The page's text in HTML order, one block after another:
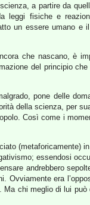
a partire da
leggi fisiche e
un essere umano e
che nascano, è
del principio
pone delle
della scienza, per
Così come i
(metaforicamente)
essendosi
andrebbero
Ovviamente era
Ma chi meglio di lui